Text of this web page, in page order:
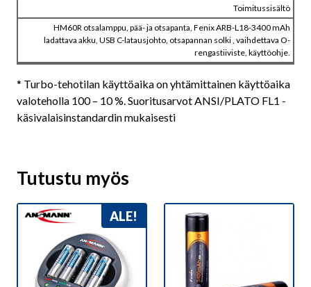
Toimitussisältö
HM60R otsalamppu, pää- ja otsapanta, Fenix ARB-L18-3400 mAh
ladattava akku, USB C-latausjohto, otsapannan solki , vaihdettava O-
rengastiiviste, käyttöohje.
* Turbo-tehotilan käyttöaika on yhtämittainen käyttöaika
valoteholla 100 – 10 %. Suoritusarvot ANSI/PLATO FL1 -
käsivalaisinstandardin mukaisesti
Tutustu myös
ALE!